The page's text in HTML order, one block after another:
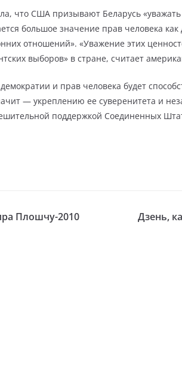
что США призывают Беларусь «уважать
большое значение прав человека
отношений». «Уважение этих
выборов» в стране, считает
и прав человека будет
— укреплению ее суверенитета и
поддержкой Соединенных
Плошчу-2010 Дзень,